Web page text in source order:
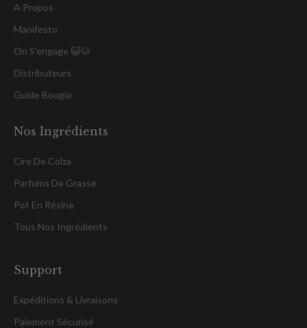
A Propos
Manifesto
On S'engage 😺🐶
Distributeurs
Guide Bougie
Nos Ingrédients
Cire De Colza
Parfums De Grasse
Pot En Résine
Tous Nos Ingrédients
Support
Expéditions & Livraisons
Paiement Sécurisé